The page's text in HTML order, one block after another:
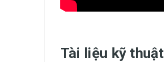
Tài liệu kỹ thuật